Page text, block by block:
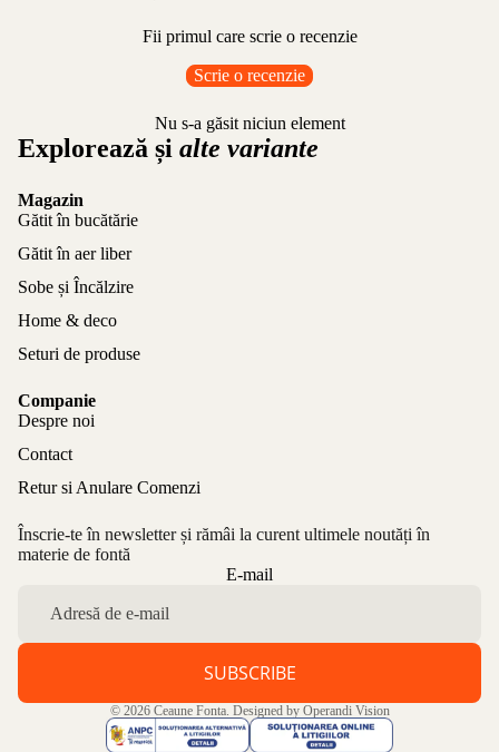
Fii primul care scrie o recenzie
Scrie o recenzie
Nu s-a găsit niciun element
Explorează și alte variante
Magazin
Gătit în bucătărie
Gătit în aer liber
Sobe și Încălzire
Home & deco
Seturi de produse
Companie
Despre noi
Contact
Retur si Anulare Comenzi
Înscrie-te în newsletter și rămâi la curent ultimele noutăți în
materie de fontă
E-mail
SUBSCRIBE
© 2026 Ceaune Fonta. Designed by Operandi Vision
Politica de confidențialitate
Aviz legal